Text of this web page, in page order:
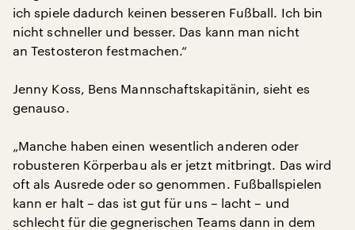
ich spiele dadurch keinen besseren Fußball. Ich bin
nicht schneller und besser. Das kann man nicht
an Testosteron festmachen.“
Jenny Koss, Bens Mannschaftskapitänin, sieht es
genauso.
„Manche haben einen wesentlich anderen oder
robusteren Körperbau als er jetzt mitbringt. Das wird
oft als Ausrede oder so genommen. Fußballspielen
kann er halt – das ist gut für uns – lacht – und
schlecht für die gegnerischen Teams dann in dem